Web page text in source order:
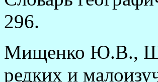
296.
Мищенко Ю.В.,
редких и